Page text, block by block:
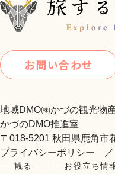
お問い合わせ
地域DMO㈱かづの観光物
かづのDMO推進室
〒018-5201 秋田県鹿角市
プライバシーポリシー
観る
お役立ち情